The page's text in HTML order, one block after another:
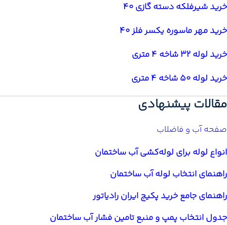
خرید شیرفلکه دسته گازی 40
خرید مهر ماسوره یکسر فلز 40
خرید لوله 32 شاخه 4 متری
خرید لوله 50 شاخه 4 متری
مقالات پیشنهادی
صفحه آب و فاضلاب
انواع لوله برای لوله‌کشی آب ساختمان
راهنمای انتخاب لوله آب ساختمان
راهنمای جامع خرید پکیج ایران رادیاتور
جدول انتخاب پمپ و منبع تامین فشار آب ساختمان